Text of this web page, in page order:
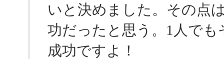
いと決めました。その点
功だったと思う。1人で
成功ですよ！